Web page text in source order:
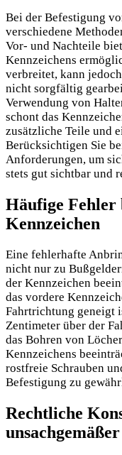
Bei der Befestigung
verschiedene
Vor- und Nachteile
Kennzeichens
verbreitet, kann
nicht sorgfältig
Verwendung von
schont das
zusätzliche Teile und
Berücksichtigen Sie
Anforderungen, um
stets gut sichtbar und
Häufige Fehler
Kennzeichen
Eine fehlerhafte
nicht nur zu
der Kennzeichen
das vordere
Fahrtrichtung geneigt
Zentimeter über der
das Bohren von
Kennzeichens
rostfreie Schrauben
Befestigung zu
Rechtliche